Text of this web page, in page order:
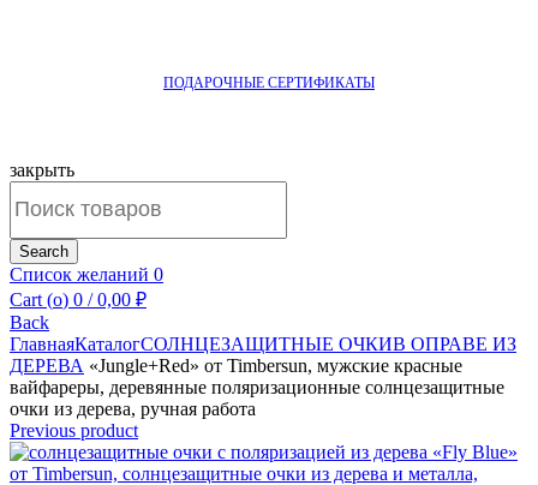
ПОДАРОЧНЫЕ СЕРТИФИКАТЫ
закрыть
for:
Search
Список желаний 0
Cart (o) 0 / 0,00 ₽
Back
ГлавнаяКаталогСОЛНЦЕЗАЩИТНЫЕ ОЧКИВ ОПРАВЕ ИЗ
ДЕРЕВА «Jungle+Red» от Timbersun, мужские красные
вайфареры, деревянные поляризационные солнцезащитные
очки из дерева, ручная работа
Previous product
«Fly Blue»
от Timbersun, солнцезащитные очки из дерева и металла,